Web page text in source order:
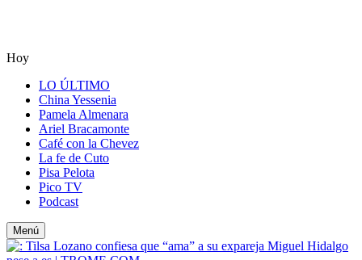
Hoy
LO ÚLTIMO
China Yessenia
Pamela Almenara
Ariel Bracamonte
Café con la Chevez
La fe de Cuto
Pisa Pelota
Pico TV
Podcast
Menú